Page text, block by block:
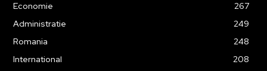
Economie
267
Administratie
249
Romania
248
International
208